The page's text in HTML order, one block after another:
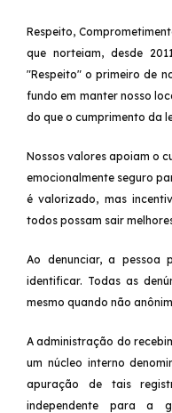
Respeito,
que norteiam, desde
"Respeito" o primeiro de
fundo em manter nosso
do que o cumprimento da
Nossos valores apoiam o
emocionalmente seguro
é valorizado, mas
todos possam sair
Ao denunciar, a pessoa
identificar. Todas as
mesmo quando não
A administração do
um núcleo interno
apuração de tais
independente para a